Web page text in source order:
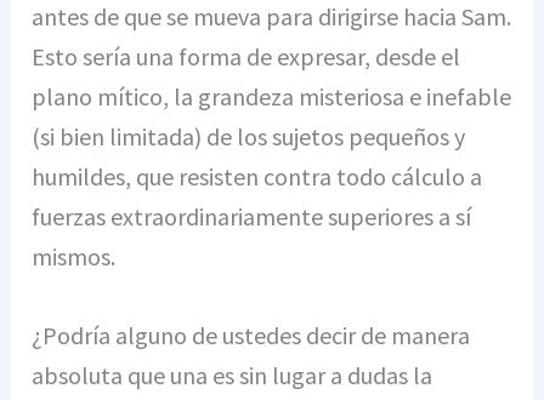
antes de que se mueva para dirigirse hacia Sam.
Esto sería una forma de expresar, desde el
plano mítico, la grandeza misteriosa e inefable
(si bien limitada) de los sujetos pequeños y
humildes, que resisten contra todo cálculo a
fuerzas extraordinariamente superiores a sí
mismos.
¿Podría alguno de ustedes decir de manera
absoluta que una es sin lugar a dudas la